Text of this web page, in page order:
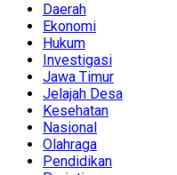
Daerah
Ekonomi
Hukum
Investigasi
Jawa Timur
Jelajah Desa
Kesehatan
Nasional
Olahraga
Pendidikan